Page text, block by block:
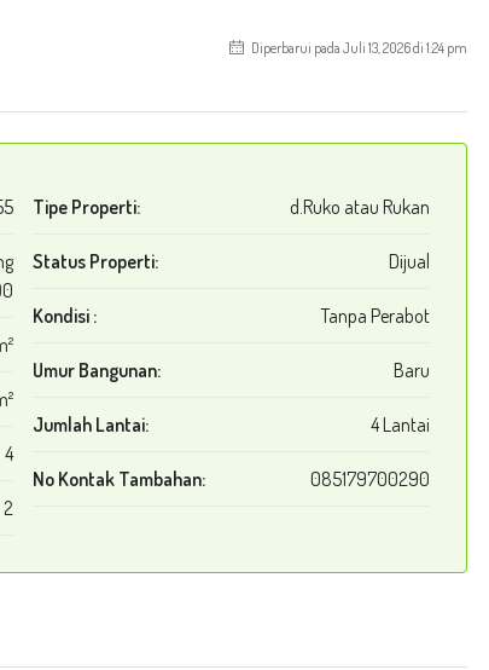
Diperbarui pada Juli 13, 2026 di 1:24 pm
4
2
Tipe Properti: d.Ruko atau Rukan
Status Properti: Dijual
Kondisi : Tanpa Perabot
Umur Bangunan: Baru
Jumlah Lantai: 4 Lantai
No Kontak Tambahan: 085179700290